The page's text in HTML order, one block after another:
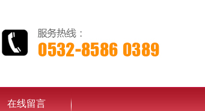
在线留言